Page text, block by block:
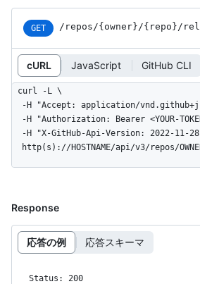
GET /repos /{owner} /{repo} /
cURL JavaScript GitHub CLI
curl -L \
http(s)://HOSTNAME/api/v3/repos/
Response
応答の例 応答スキーマ
Status: 200